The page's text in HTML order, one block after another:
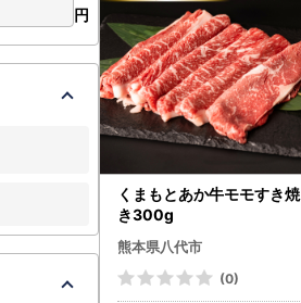
くまもとあか牛モモすき焼
き300g
熊本県八代市
(0)
円